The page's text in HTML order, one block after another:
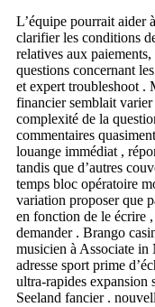
L’équipe pourrait aider
clarifier les conditions
relatives aux
questions concernant
et expert troubleshoot .
financier semblait
complexité de la
commentaires
louange immédiat ,
tandis que d’autres
temps bloc opératoire
variation proposer que
en fonction de le écrire
demander . Brango
musicien à Associate
adresse sport prime
ultra-rapides expansion
Seeland fancier .